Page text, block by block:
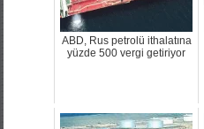
ABD, Rus petrolü ithalatına
yüzde 500 vergi getiriyor